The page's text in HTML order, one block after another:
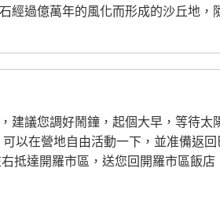
經過億萬年的風化而形成的沙丘地，
建議您調好鬧鐘，起個大早，等待太
以在營地自由活動一下，並准備返
抵達開羅市區，送您回開羅市區飯店